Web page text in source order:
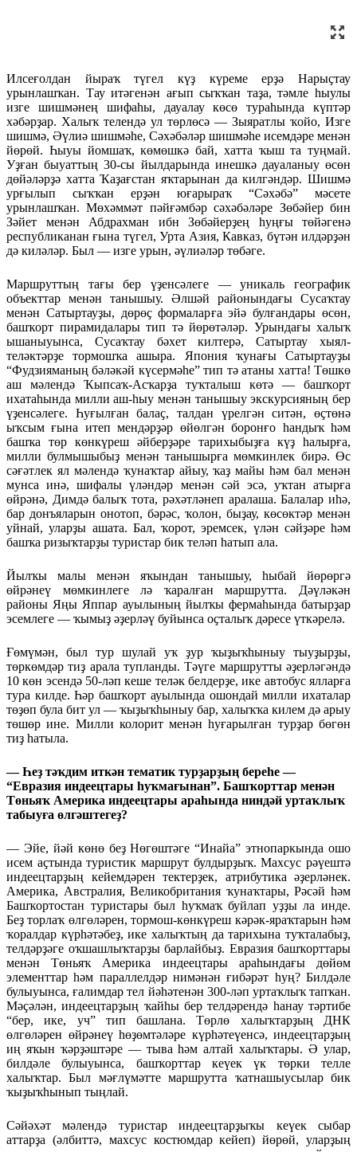
Илсеғолдан йыраҡ түгел күҙ күреме ерҙә Нарыҫтау
урынлашҡан. Тау итәгенән ағып сыҡҡан таҙа, тәмле һыулы
изге шишмәнең шифаһы, дауалау көсө тураһында күптәр
хәбәрҙар. Халыҡ телендә ул төрлөсә — Зыяратлы ҡойо, Изге
шишмә, Әүлиә шишмәһе, Сәхәбәләр шишмәһе исемдәре менән
йөрөй. Һыуы йомшаҡ, көмөшкә бай, хатта ҡыш та туңмай.
Уҙған быуаттың 30-сы йылдарында инешкә дауаланыу өсөн
дөйәләрҙә хатта Ҡаҙағстан яҡтарынан да килгәндәр. Шишмә
урғылып сыҡҡан ерҙән юғарыраҡ “Сәхәбә” мәсете
урынлашҡан. Мөхәммәт пәйғәмбәр сәхәбәләре Зөбәйер бин
Зәйет менән Абдрахман ибн Зөбәйерҙең һуңғы төйәгенә
республиканан ғына түгел, Урта Азия, Кавказ, бүтән илдәрҙән
дә киләләр. Был — изге урын, әүлиәләр төбәге.
Маршруттың тағы бер үҙенсәлеге — уникаль географик
объекттар менән танышыу. Әлшәй районындағы Сусаҡтау
менән Сатыртауҙы, дөрөҫ формаларға эйә булғандары өсөн,
башҡорт пирамидалары тип тә йөрөтәләр. Урындағы халыҡ
ышаныуынса, Сусаҡтау бәхет килтерә, Сатыртау хыял-
теләктәрҙе тормошҡа ашыра. Япония ҡунағы Сатыртауҙы
“Фудзияманың бәләкәй күсермәһе” тип тә атаны хатта! Төшкө
аш мәлендә Ҡыпсаҡ-Асҡарҙа туҡталыш көтә — башҡорт
ихатаһында милли аш-һыу менән танышыу экскурсияның бер
үҙенсәлеге. Һуғылған балаҫ, талдан үрелгән ситән, өҫтөнә
ыҡсым ғына итеп мендәрҙәр өйөлгән боронғо һандыҡ һәм
башҡа төр көнкүреш әйберҙәре тарихыбыҙға күҙ һалырға,
милли булмышыбыҙ менән танышырға мөмкинлек бирә. Өс
сәғәтлек ял мәлендә ҡунаҡтар айыу, ҡаҙ майы һәм бал менән
мунса инә, шифалы үләндәр менән сәй эсә, уҡтан атырға
өйрәнә, Димдә балыҡ тота, рәхәтләнеп аралаша. Балалар иһә,
бар донъяларын онотоп, бәрәс, ҡолон, быҙау, көсөктәр менән
уйнай, уларҙы ашата. Бал, ҡорот, эремсек, үлән сәйҙәре һәм
башҡа ризыҡтарҙы туристар бик теләп һатып ала.
Йылҡы малы менән яҡындан танышыу, һыбай йөрөргә
өйрәнеү мөмкинлеге лә ҡаралған маршрутта. Дәүләкән
районы Яңы Яппар ауылының йылҡы фермаһында батырҙар
эсемлеге — ҡымыҙ әҙерләү буйынса оҫталыҡ дәресе үткәрелә.
Ғөмүмән, был тур шулай уҡ ҙур ҡыҙыҡһыныу тыуҙырҙы,
төркөмдәр тиҙ арала тупланды. Тәүге маршрутты әҙерләгәндә
10 көн эсендә 50-ләп кеше теләк белдерҙе, ике автобус ялларға
тура килде. Һәр башҡорт ауылында ошондай милли ихаталар
төҙөп була бит ул — ҡыҙыҡһыныу бар, халыҡҡа килем дә арыу
төшөр ине. Милли колорит менән һуғарылған турҙар бөгөн
тиҙ һатыла.
— Һеҙ тәҡдим иткән тематик турҙарҙың береһе —
“Евразия индеецтары һуҡмағынан”. Башҡорттар менән
Төньяҡ Америка индеецтары араһында ниндәй уртаҡлыҡ
табыуға өлгәштегеҙ?
— Эйе, йәй көнө беҙ Нөгөштәге “Инайа” этнопаркында ошо
исем аҫтында туристик маршрут булдырҙыҡ. Махсус рәүештә
индеецтарҙың кейемдәрен тектерҙек, атрибутика әҙерләнек.
Америка, Австралия, Великобритания ҡунаҡтары, Рәсәй һәм
Башҡортостан туристары был һуҡмаҡ буйлап уҙҙы ла инде.
Беҙ торлаҡ өлгөләрен, тормош-көнкүреш кәрәк-яраҡтарын һәм
ҡоралдар күрһәтәбеҙ, ике халыҡтың да тарихына туҡталабыҙ,
телдәрҙәге оҡшашлыҡтарҙы барлайбыҙ. Евразия башҡорттары
менән Төньяҡ Америка индеецтары араһындағы дөйөм
элементтар һәм параллелдәр нимәнән ғибәрәт һуң? Билдәле
булыуынса, ғалимдар тел йәһәтенән 300-ләп уртаҡлыҡ тапҡан.
Мәҫәлән, индеецтарҙың ҡайһы бер телдәрендә һанау тәртибе
“бер, ике, уч” тип башлана. Төрлө халыҡтарҙың ДНК
өлгөләрен өйрәнеү һөҙөмтәләре күрһәтеүенсә, индеецтарҙың
иң яҡын ҡәрҙәштәре — тыва һәм алтай халыҡтары. Ә улар,
билдәле булыуынса, башҡорттар кеүек үк төрки телле
халыҡтар. Был мәғлүмәтте маршрутта ҡатнашыусылар бик
ҡыҙыҡһынып тыңлай.
Сәйәхәт мәлендә туристар индеецтарҙыҡы кеүек сыбар
аттарҙа (әлбиттә, махсус костюмдар кейеп) йөрөй, уларҙың